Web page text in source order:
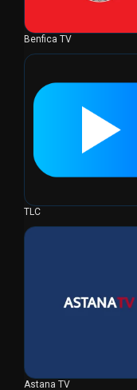
Benfica TV
TLC
Astana TV